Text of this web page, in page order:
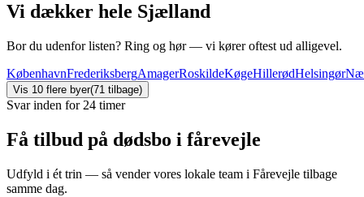
Vi dækker hele Sjælland
Bor du udenfor listen? Ring og hør — vi kører oftest ud alligevel.
KøbenhavnFrederiksbergAmagerRoskildeKøgeHillerødHelsingør
Vis 10 flere byer(71 tilbage)
Svar inden for 24 timer
Få tilbud på dødsbo i fårevejle
Udfyld i ét trin — så vender vores lokale team i Fårevejle tilbage
samme dag.